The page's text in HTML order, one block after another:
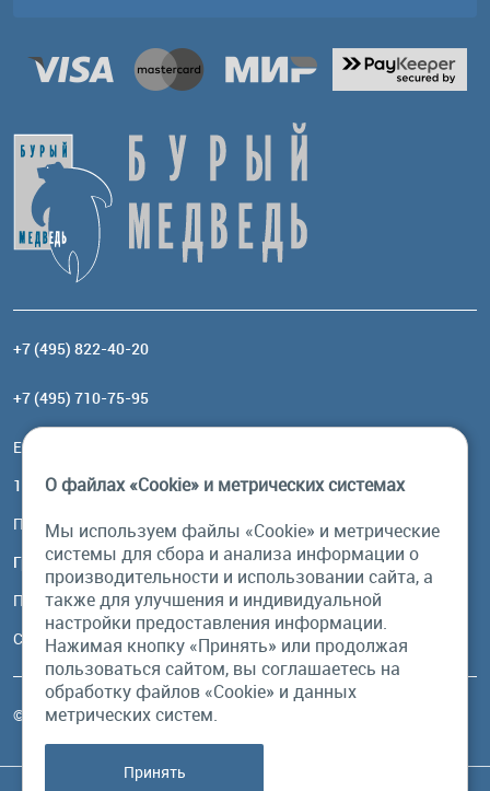
+7 (495) 822-40-20
+7 (495) 710-75-95
Email:
117485, Москва, ул. Профсоюзная, 84/32, корп 1
Посмотреть на карте
График работы
Пн-Пт: с 10:00 до 18:00
Сб, Вс: выходной
© Бурый Медведь MMXXVI. Все права защищены.
О файлах «Cookie» и метрических системах
Мы используем файлы «Cookie» и метрические
системы для сбора и анализа информации о
производительности и использовании сайта, а
также для улучшения и индивидуальной
настройки предоставления информации.
Нажимая кнопку «Принять» или продолжая
пользоваться сайтом, вы соглашаетесь на
обработку файлов «Cookie» и данных
метрических систем.
Принять